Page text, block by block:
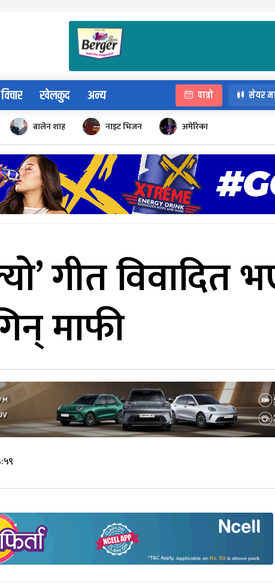
विचार खेलकुद अन्य पात्रो सेयर
बालेन शाह नाइट भिजन अमेरिका
गीत विवादित
माफी